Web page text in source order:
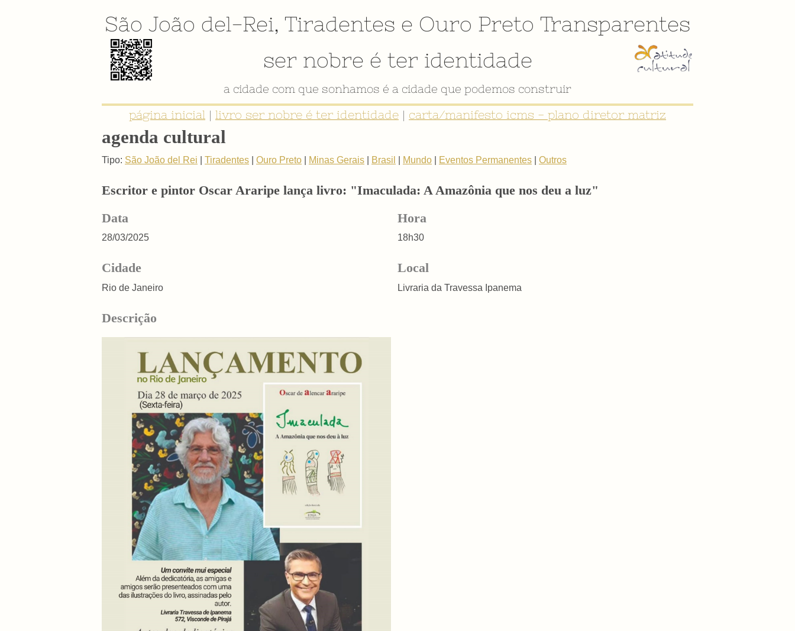
São João del-Rei, Tiradentes e Ouro Preto Transparentes
ser nobre é ter identidade
a cidade com que sonhamos é a cidade que podemos construir
página inicial | livro ser nobre é ter identidade | carta/manifesto icms - plano diretor matriz
agenda cultural
Tipo: São João del Rei Tiradentes Ouro Preto Minas Gerais Brasil Mundo Eventos Permanentes Outros
Escritor e pintor Oscar Araripe lança livro: "Imaculada: A Amazônia que nos deu a luz"
Data
28/03/2025
Hora
18h30
Cidade
Rio de Janeiro
Local
Livraria da Travessa Ipanema
Descrição